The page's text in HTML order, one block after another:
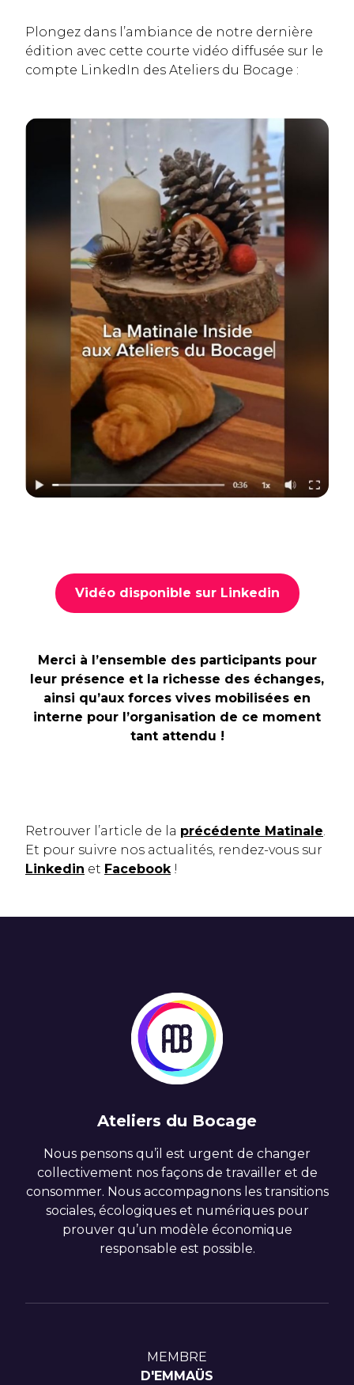
Plongez dans l’ambiance de notre dernière
édition avec cette courte vidéo diffusée sur le
compte LinkedIn des Ateliers du Bocage :
Vidéo disponible sur Linkedin
Merci à l’ensemble des participants pour
leur présence et la richesse des échanges,
ainsi qu’aux forces vives mobilisées en
interne pour l’organisation de ce moment
tant attendu !
Retrouver l’article de la précédente Matinale
Et pour suivre nos actualités, rendez-vous sur
Linkedin et Facebook !
Ateliers du Bocage
Nous pensons qu’il est urgent de changer
collectivement nos façons de travailler et de
consommer. Nous accompagnons les transitions
sociales, écologiques et numériques pour
prouver qu’un modèle économique
responsable est possible.
MEMBRE
D'EMMAÜS